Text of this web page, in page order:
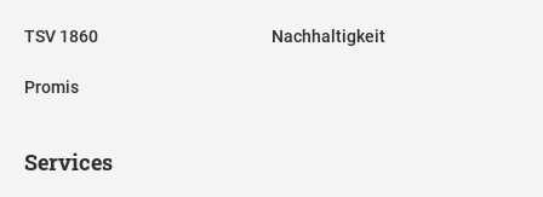
TSV 1860
Promis
Nachhaltigkeit
Services